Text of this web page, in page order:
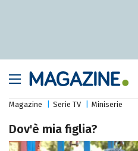
Magazine Serie TV Miniserie
Dov'è mia figlia?